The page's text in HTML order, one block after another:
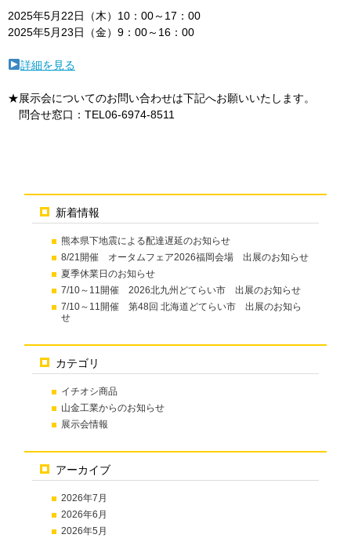
新着情報
熊本県下地震による配達遅延のお知らせ
8/21開催 オータムフェア2026福岡会場 出展のお知らせ
夏季休業日のお知らせ
7/10～11開催 2026北九州どてらい市 出展のお知らせ
7/10～11開催 第48回 北海道どてらい市 出展のお知ら
せ
カテゴリ
イチオシ商品
山金工業からのお知らせ
展示会情報
アーカイブ
2026年7月
2026年6月
2026年5月
2025年5月22日（木）10：00～17：00
2025年5月23日（金）9：00～16：00
詳細を見る
★展示会についてのお問い合わせは下記へお願いいたします。
問合せ窓口：TEL06-6974-8511